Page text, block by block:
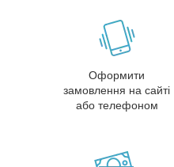
Оформити
замовлення на сайті
або телефоном